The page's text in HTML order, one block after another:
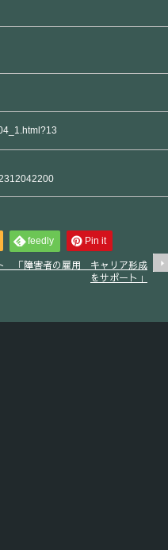
feedly Pin it
「障害者の雇用 キャリア形成
をサポート」